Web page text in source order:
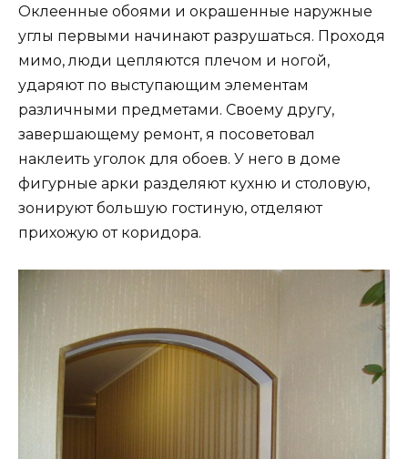
Оклеенные обоями и окрашенные наружные
углы первыми начинают разрушаться. Проходя
мимо, люди цепляются плечом и ногой,
ударяют по выступающим элементам
различными предметами. Своему другу,
завершающему ремонт, я посоветовал
наклеить уголок для обоев. У него в доме
фигурные арки разделяют кухню и столовую,
зонируют большую гостиную, отделяют
прихожую от коридора.